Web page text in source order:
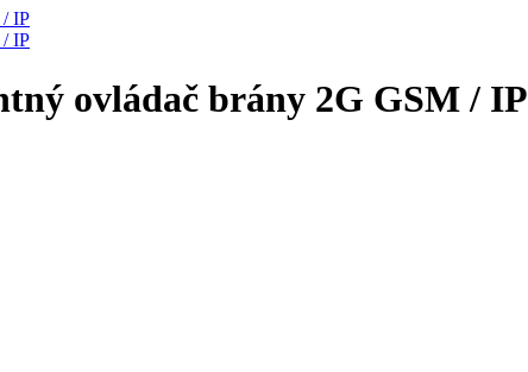
ovládač brány 2G GSM / IP